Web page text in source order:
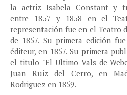
la actriz Isabela Constant y
entre 1857 y 1858 en el
representación fue en el Teatro
de 1857. Su primera edición
éditeur, en 1857. Su primera
el titulo "El Ultimo Vals de
Juan Ruiz del Cerro, en
Rodriguez en 1859.